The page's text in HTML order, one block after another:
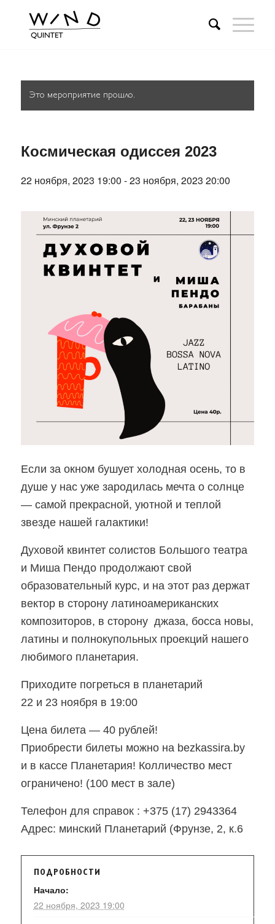
Это мероприятие прошло.
Космическая одиссея 2023
22 ноября, 2023 19:00 -23 ноября, 2023 20:00
Если за окном бушует холодная осень, то в
душе у нас уже зародилась мечта о солнце
— самой прекрасной, уютной и теплой
звезде нашей галактики!
Духовой квинтет солистов Большого театра
и Миша Пендо продолжают свой
образовательный курс, и на этот раз держат
вектор в сторону латиноамериканских
композиторов, в сторону джаза, босса новы,
латины и полнокупольных проекций нашего
любимого планетария.
Приходите погреться в планетарий
22 и 23 ноября в 19:00
Цена билета — 40 рублей!
Приобрести билеты можно на bezkassira.by
и в кассе Планетария! Колличество мест
ограничено! (100 мест в зале)
Телефон для справок : +375 (17) 2943364
Адрес: минский Планетарий (Фрунзе, 2, к.6
ПОДРОБНОСТИ
Начало:
22 ноября, 2023 19:00